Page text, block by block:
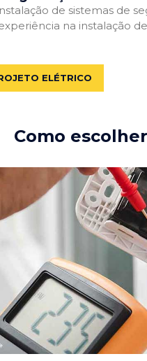
de sistemas de
na instalação
ELÉTRICO
Como